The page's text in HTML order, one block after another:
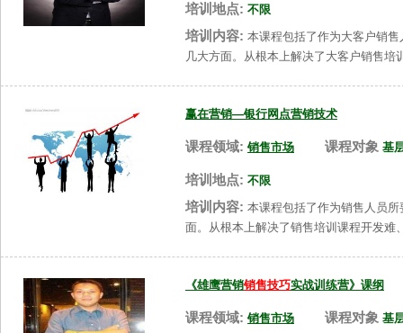
培训地点: 不限
培训内容: 本课程包括了作为大客户销
几大方面。从根本上解决了大客户销售
赢在营销—银行网点营销技术
课程领域: 销售市场 课程对象 基
培训地点: 不限
培训内容: 本课程包括了作为销售人员
面。从根本上解决了销售培训课程开发难
《雄鹰营销销售技巧实战训练营》课纲
课程领域: 销售市场 课程对象 基